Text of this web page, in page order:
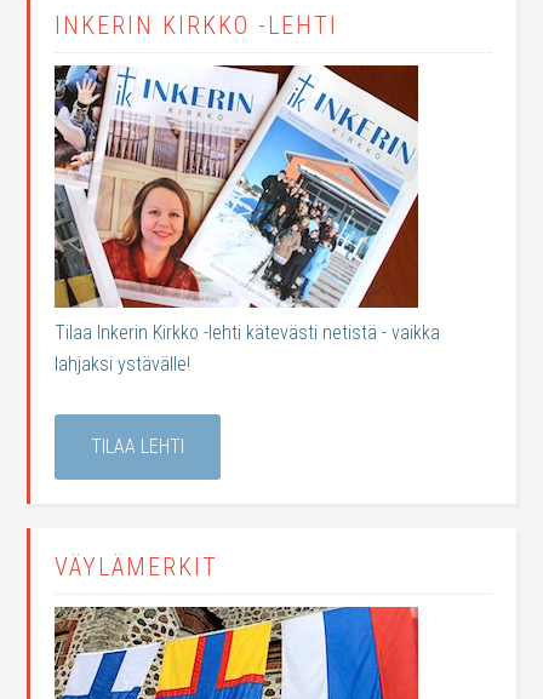
INKERIN KIRKKO -LEHTI
Tilaa Inkerin Kirkko -lehti kätevästi netistä - vaikka
lahjaksi ystävälle!
TILAA LEHTI
VÄYLÄMERKIT